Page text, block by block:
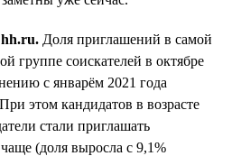
Доля приглашений в самой
группе соискателей в октябре
с январём 2021 года
этом кандидатов в возрасте
стали приглашать
(доля выросла с 9,1%